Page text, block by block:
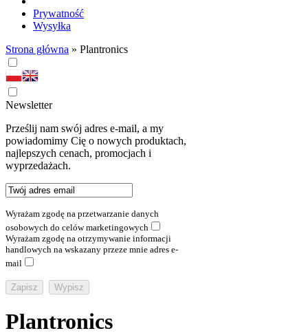
Prywatność
Wysyłka
Strona główna » Plantronics
Newsletter
Prześlij nam swój adres e-mail, a my
powiadomimy Cię o nowych produktach,
najlepszych cenach, promocjach i
wyprzedażach.
Wyrażam zgodę na przetwarzanie danych
osobowych do celów marketingowych
Wyrażam zgodę na otrzymywanie informacji
handlowych na wskazany przeze mnie adres e-
mail
Plantronics